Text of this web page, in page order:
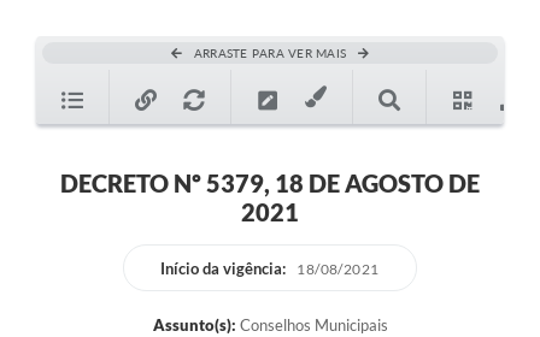
ARRASTE PARA VER MAIS
DECRETO Nº 5379, 18 DE AGOSTO DE
2021
Início da vigência: 18/08/2021
Assunto(s): Conselhos Municipais